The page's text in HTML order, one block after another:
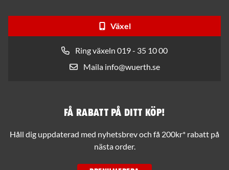
Växel
Ring växeln 019 - 35 10 00
Maila info@wuerth.se
Få rabatt på ditt köp!
Håll dig uppdaterad med nyhetsbrev och få 200kr* rabatt på
nästa order.